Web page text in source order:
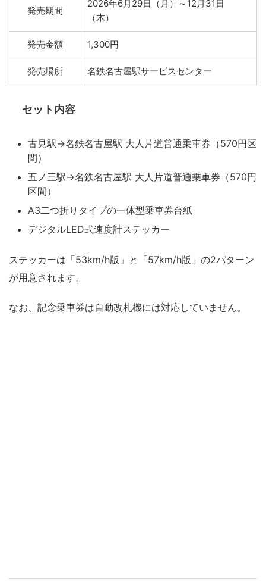
発売期間
2026年6月29日（月）～12月31日
（木）
発売金額 1,300円
発売場所 名鉄名古屋駅サービスセンター
セット内容
古見駅→名鉄名古屋駅 大人片道普通乗車券（570円区
間）
五ノ三駅→名鉄名古屋駅 大人片道普通乗車券（570円
区間）
A3二つ折りタイプの一体型乗車券台紙
デジタルLED式速度計ステッカー
ステッカーは「53km/h版」と「57km/h版」の2パターン
が用意されます。
なお、記念乗車券は自動改札機には対応していません。